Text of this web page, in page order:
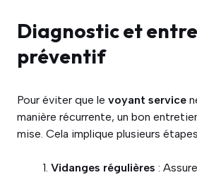
Diagnostic et
préventif
Pour éviter que le voyant service
manière récurrente, un bon
mise. Cela implique plusieurs
Vidanges régulières :